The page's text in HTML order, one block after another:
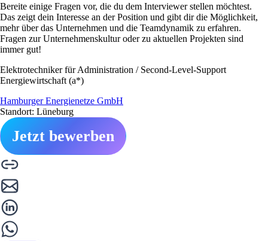
Bereite einige Fragen vor, die du dem Interviewer stellen möchtest.
Das zeigt dein Interesse an der Position und gibt dir die Möglichkeit,
mehr über das Unternehmen und die Teamdynamik zu erfahren.
Fragen zur Unternehmenskultur oder zu aktuellen Projekten sind
immer gut!
Elektrotechniker für Administration / Second-Level-Support
Energiewirtschaft (a*)
Hamburger Energienetze GmbH
Standort: Lüneburg
Jetzt bewerben